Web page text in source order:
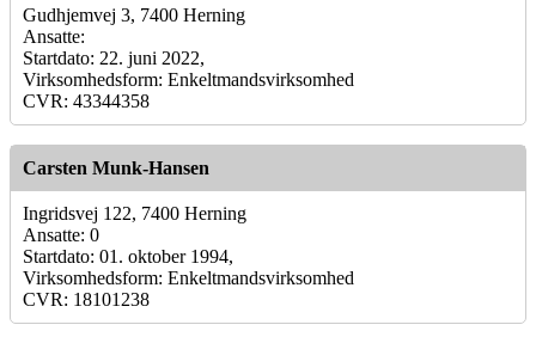
Gudhjemvej 3, 7400 Herning
Ansatte:
Startdato: 22. juni 2022,
Virksomhedsform: Enkeltmandsvirksomhed
CVR: 43344358
Carsten Munk-Hansen
Ingridsvej 122, 7400 Herning
Ansatte: 0
Startdato: 01. oktober 1994,
Virksomhedsform: Enkeltmandsvirksomhed
CVR: 18101238